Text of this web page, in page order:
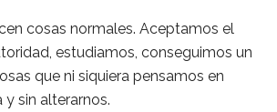
cosas normales. Aceptamos el
estudiamos, conseguimos un
que ni siquiera pensamos en
sin alterarnos.